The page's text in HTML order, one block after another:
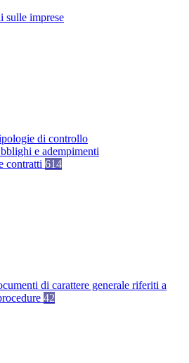
sulle imprese
di controllo
e adempimenti
contratti 614
di carattere generale riferiti a
42